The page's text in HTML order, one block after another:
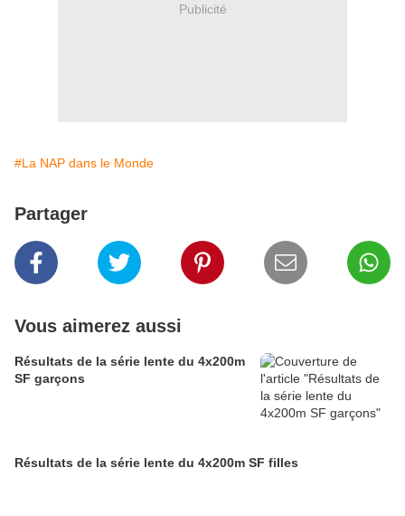
Publicité
#La NAP dans le Monde
Partager
Vous aimerez aussi
Résultats de la série lente du 4x200m
SF garçons
Résultats de la série lente du 4x200m SF filles